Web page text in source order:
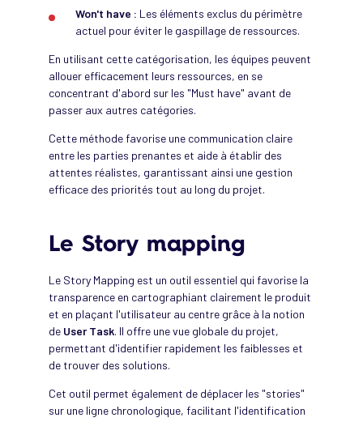
Won't have : Les éléments exclus du périmètre
actuel pour éviter le gaspillage de ressources.
En utilisant cette catégorisation, les équipes peuvent
allouer efficacement leurs ressources, en se
concentrant d'abord sur les "Must have" avant de
passer aux autres catégories.
Cette méthode favorise une communication claire
entre les parties prenantes et aide à établir des
attentes réalistes, garantissant ainsi une gestion
efficace des priorités tout au long du projet.
Le Story mapping
Le Story Mapping est un outil essentiel qui favorise la
transparence en cartographiant clairement le produit
et en plaçant l'utilisateur au centre grâce à la notion
de User Task. Il offre une vue globale du projet,
permettant d'identifier rapidement les faiblesses et
de trouver des solutions.
Cet outil permet également de déplacer les "stories"
sur une ligne chronologique, facilitant l'identification